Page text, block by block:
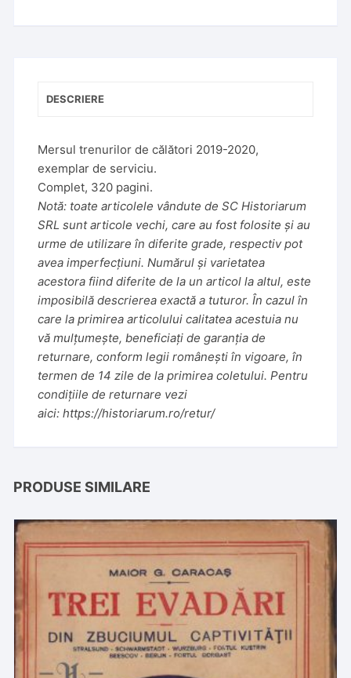
DESCRIERE
Mersul trenurilor de călători 2019-2020,
exemplar de serviciu.
Complet, 320 pagini.
Notă: toate articolele vândute de SC Historiarum
SRL sunt articole vechi, care au fost folosite și au
urme de utilizare în diferite grade, respectiv pot
avea imperfecțiuni. Numărul și varietatea
acestora fiind diferite de la un articol la altul, este
imposibilă descrierea exactă a tuturor. În cazul în
care la primirea articolului calitatea acestuia nu
vă mulțumește, beneficiați de garanția de
returnare, conform legii românești în vigoare, în
termen de 14 zile de la primirea coletului. Pentru
condițiile de returnare vezi
aici:https://historiarum.ro/retur/
PRODUSE SIMILARE